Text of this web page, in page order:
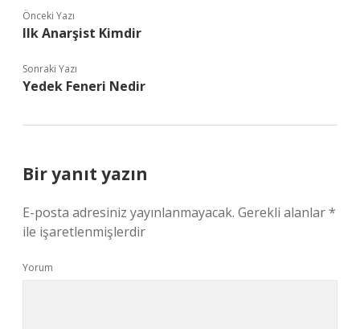
Önceki Yazı
Ilk Anarşist Kimdir
Sonraki Yazı
Yedek Feneri Nedir
Bir yanıt yazın
E-posta adresiniz yayınlanmayacak. Gerekli alanlar*
ile işaretlenmişlerdir
Yorum